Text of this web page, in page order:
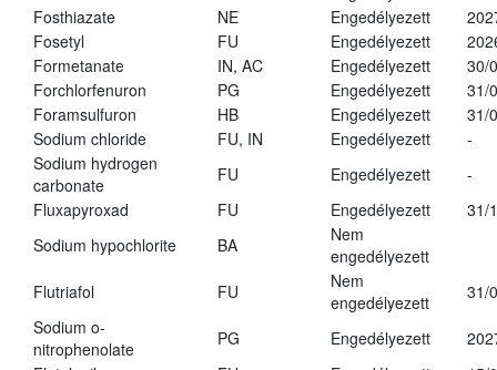
Fosthiazate
NE Engedélyezett
Fosetyl
FU Engedélyezett
Formetanate
IN, AC Engedélyezett
30/
Forchlorfenuron
PG Engedélyezett
31/
Foramsulfuron
HB Engedélyezett
31/
Sodium chloride
FU, IN Engedélyezett
-
Sodium hydrogen
carbonate
FU Engedélyezett
-
Fluxapyroxad
FU Engedélyezett
31/
Sodium hypochlorite
BA
Nem
engedélyezett
Flutriafol
FU
Nem
engedélyezett
31/
Sodium o-
nitrophenolate
PG Engedélyezett